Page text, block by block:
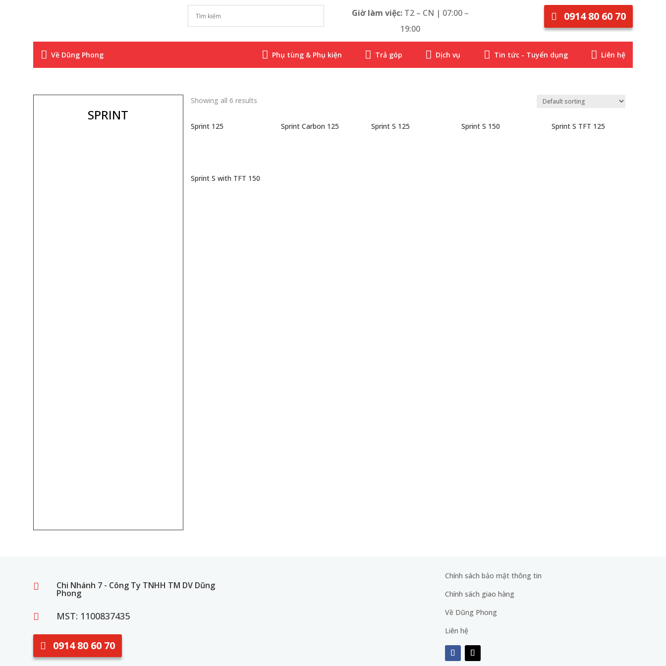
Giờ làm việc:T2 – CN | 07:00 –
19:00
0914 80 60 70
 Về Dũng Phong  Phụ tùng & Phụ kiện  Trả góp  Dịch vụ  Tin tức - Tuyển dụng  Liên hệ
SPRINT
Showing all 6 results
Sprint 125 Sprint Carbon 125 Sprint S 125 Sprint S 150 Sprint S TFT 125
Sprint S with TFT 150
 Chi Nhánh 7 - Công Ty TNHH TM DV Dũng
Phong
 MST: 1100837435
0914 80 60 70
Chính sách bảo mật thông tin
Chính sách giao hàng
Về Dũng Phong
Liên hệ